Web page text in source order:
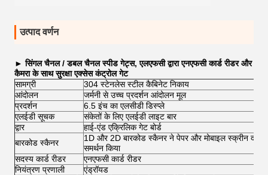
उत्पाद वर्णन
►सिंगल चैनल / डबल चैनल स्पीड गेट्स, एलएफसी द्वारा एनएफसी कार्ड रीडर और
कैमरा के साथ सुरक्षा एक्सेस कंट्रोल गेट
सामग्री
304 स्टेनलेस स्टील कैबिनेट निकाय
आंदोलन
जर्मनी से उच्च प्रदर्शन आंदोलन मूल
प्रदर्शन
6.5 इंच का एलसीडी डिस्प्ले
एलईडी सूचक
संकेतों के लिए एलईडी लाइट बार
द्वार
हाई-एंड एक्रिलिक गेट बोर्ड
बारकोड स्कैनर
1D और 2D बारकोड स्कैनर ने पेपर और मोबाइल स्क्रीन
समर्थन किया
सदस्य कार्ड रीडर
एनएफसी कार्ड रीडर
नियंत्रण प्रणाली
एंड्रॉयड